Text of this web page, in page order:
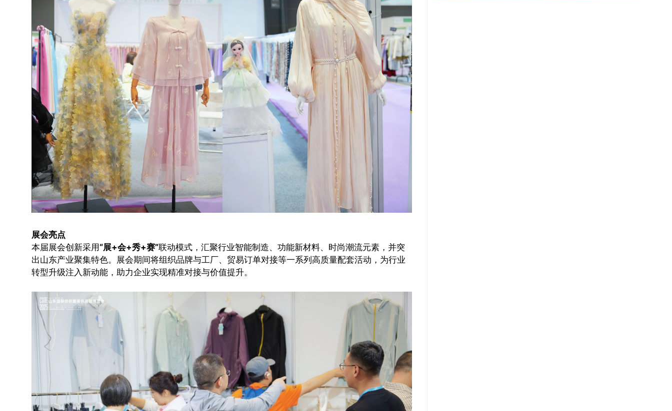
展会亮点
本届展会创新采用 “展+会+秀+赛”联动模式，汇聚行业智能制造、功能新材料、时尚潮流元素，并突
出山东产业聚集特色。展会期间将组织品牌与工厂、贸易订单对接等一系列高质量配套活动，为行业
转型升级注入新动能，助力企业实现精准对接与价值提升。
推广链接：